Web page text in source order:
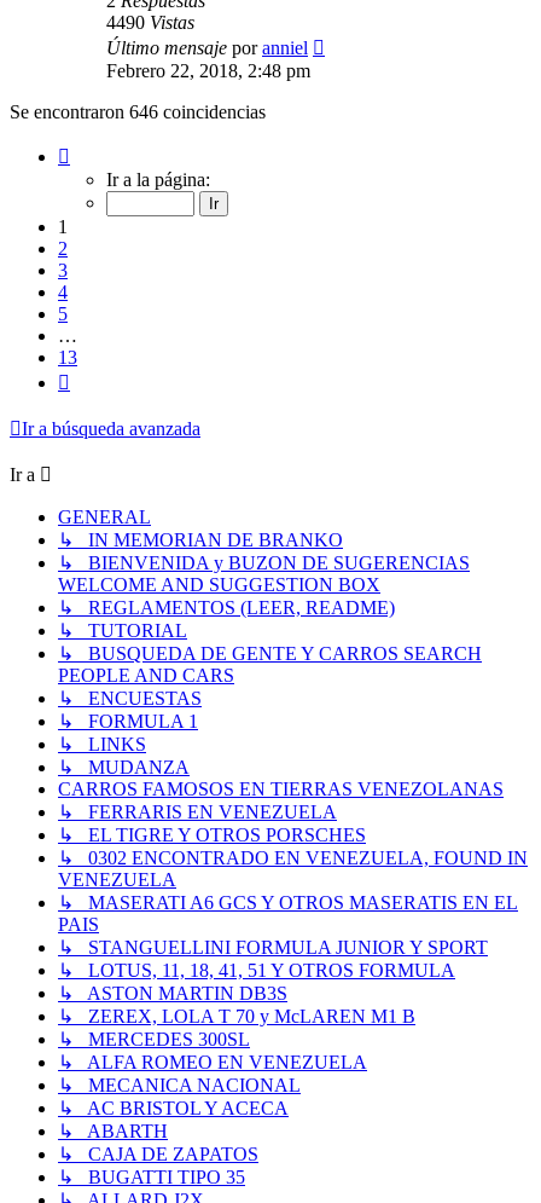
4490 Vistas
Último mensaje poranniel
Febrero 22, 2018, 2:48 pm
Se encontraron 646 coincidencias
Ir a la página:
1
2
3
4
5
…
13
Ir a búsqueda avanzada
Ir a
GENERAL
↳ IN MEMORIAN DE BRANKO
↳ BIENVENIDA y BUZON DE SUGERENCIAS
WELCOME AND SUGGESTION BOX
↳ REGLAMENTOS (LEER, README)
↳ TUTORIAL
↳ BUSQUEDA DE GENTE Y CARROS SEARCH
PEOPLE AND CARS
↳ ENCUESTAS
↳ FORMULA 1
↳ LINKS
↳ MUDANZA
CARROS FAMOSOS EN TIERRAS VENEZOLANAS
↳ FERRARIS EN VENEZUELA
↳ EL TIGRE Y OTROS PORSCHES
↳ 0302 ENCONTRADO EN VENEZUELA, FOUND IN
VENEZUELA
↳ MASERATI A6 GCS Y OTROS MASERATIS EN EL
PAIS
↳ STANGUELLINI FORMULA JUNIOR Y SPORT
↳ LOTUS, 11, 18, 41, 51 Y OTROS FORMULA
↳ ASTON MARTIN DB3S
↳ ZEREX, LOLA T 70 y McLAREN M1 B
↳ MERCEDES 300SL
↳ ALFA ROMEO EN VENEZUELA
↳ MECANICA NACIONAL
↳ AC BRISTOL Y ACECA
↳ ABARTH
↳ CAJA DE ZAPATOS
↳ BUGATTI TIPO 35